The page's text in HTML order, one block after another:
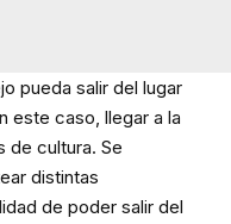
pueda salir del lugar
este caso, llegar a la
de cultura. Se
distintas
de poder salir del